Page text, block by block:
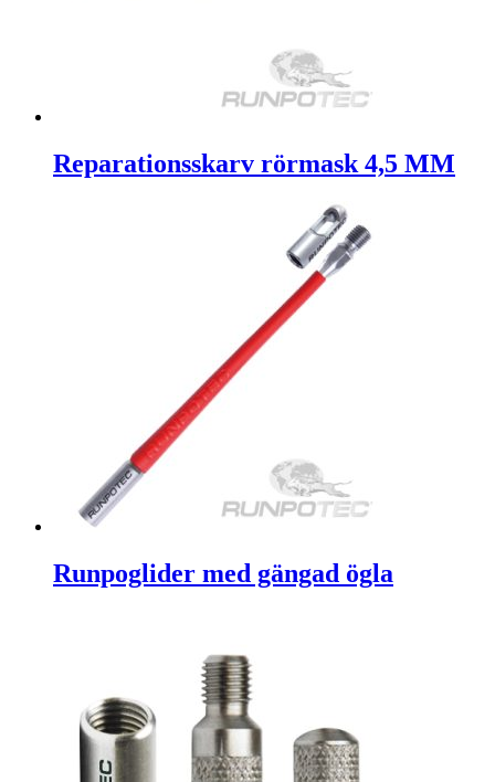
Reparationsskarv rörmask 4,5 MM
Runpoglider med gängad ögla